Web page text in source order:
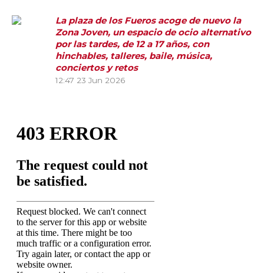
La plaza de los Fueros acoge de nuevo la
Zona Joven, un espacio de ocio alternativo
por las tardes, de 12 a 17 años, con
hinchables, talleres, baile, música,
conciertos y retos
12:47 23 Jun 2026